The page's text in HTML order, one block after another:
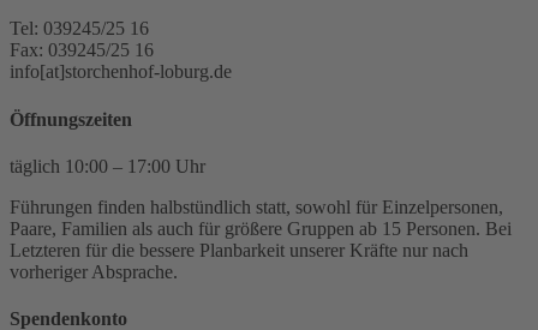
Tel: 039245/25 16
Fax: 039245/25 16
info[at]storchenhof-loburg.de
Öffnungszeiten
täglich 10:00 – 17:00 Uhr
Führungen finden halbstündlich statt, sowohl für Einzelpersonen,
Paare, Familien als auch für größere Gruppen ab 15 Personen. Bei
Letzteren für die bessere Planbarkeit unserer Kräfte nur nach
vorheriger Absprache.
Spendenkonto